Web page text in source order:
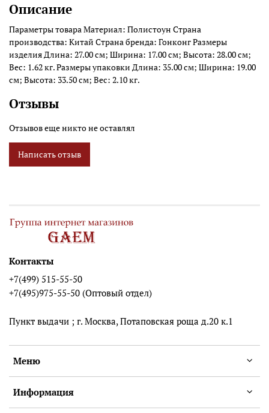
Описание
Параметры товара Материал: Полистоун Страна
производства: Китай Страна бренда: Гонконг Размеры
изделия Длина: 27.00 см; Ширина: 17.00 см; Высота: 28.00 см;
Вес: 1.62 кг. Размеры упаковки Длина: 35.00 см; Ширина: 19.00
см; Высота: 33.50 см; Вес: 2.10 кг.
Отзывы
Отзывов еще никто не оставлял
Написать отзыв
Меню
Информация
Контакты
+7(499) 515-55-50
+7(495)975-55-50 (Оптовый отдел)
Пункт выдачи ; г. Москва, Потаповская роща д.20 к.1